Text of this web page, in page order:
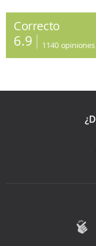
Correcto
6.9 1140 opiniones